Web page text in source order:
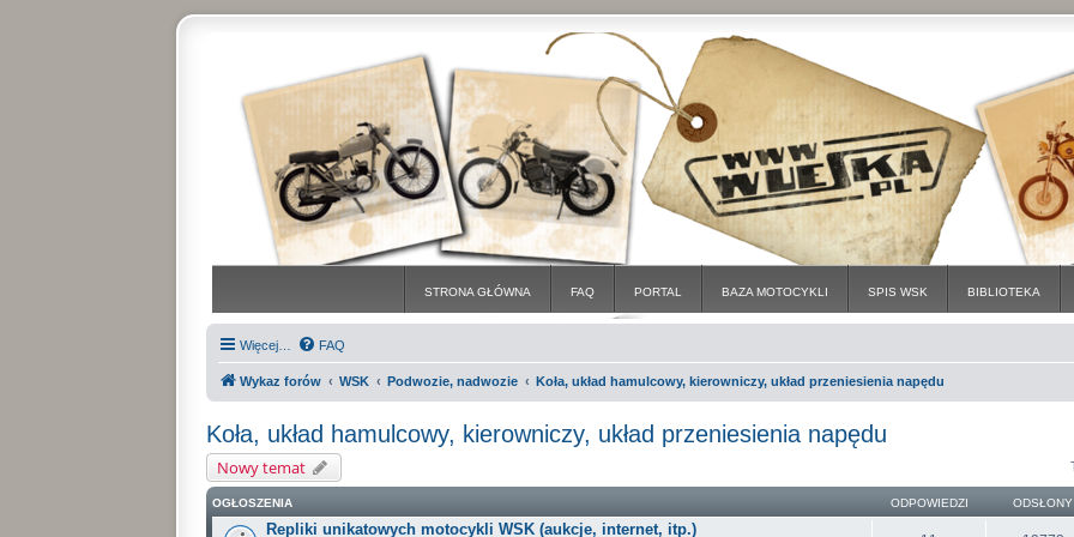
STRONA GŁÓWNA FAQ PORTAL BAZA MOTOCYKLI SPIS WSK BIBLIOTEKA
Więcej… FAQ
Wykaz forów WSK Podwozie, nadwozie Koła, układ hamulcowy, kierowniczy, układ przeniesienia napędu
Koła, układ hamulcowy, kierowniczy, układ przeniesienia napędu
Nowy temat
OGŁOSZENIA ODPOWIEDZI ODSŁONY
Repliki unikatowych motocykli WSK (aukcje, internet, itp.)